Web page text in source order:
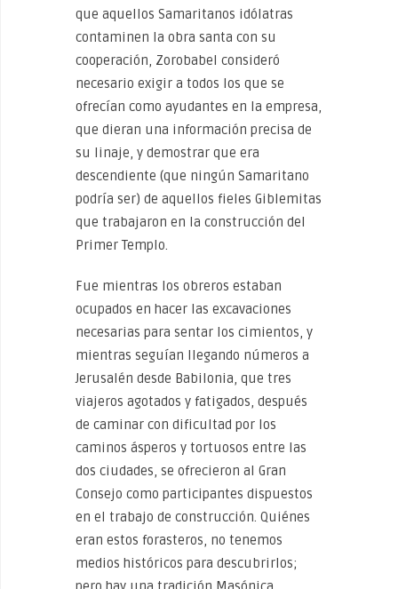
que aquellos Samaritanos idólatras
contaminen la obra santa con su
cooperación, Zorobabel consideró
necesario exigir a todos los que se
ofrecían como ayudantes en la empresa,
que dieran una información precisa de
su linaje, y demostrar que era
descendiente (que ningún Samaritano
podría ser) de aquellos fieles Giblemitas
que trabajaron en la construcción del
Primer Templo.
Fue mientras los obreros estaban
ocupados en hacer las excavaciones
necesarias para sentar los cimientos, y
mientras seguían llegando números a
Jerusalén desde Babilonia, que tres
viajeros agotados y fatigados, después
de caminar con dificultad por los
caminos ásperos y tortuosos entre las
dos ciudades, se ofrecieron al Gran
Consejo como participantes dispuestos
en el trabajo de construcción. Quiénes
eran estos forasteros, no tenemos
medios históricos para descubrirlos;